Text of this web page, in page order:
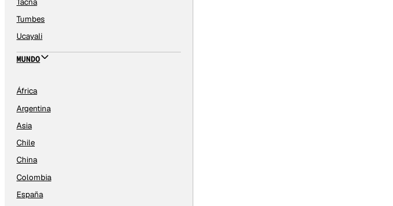
Tumbes
Ucayali
MUNDO
África
Argentina
Asia
Chile
China
Colombia
España